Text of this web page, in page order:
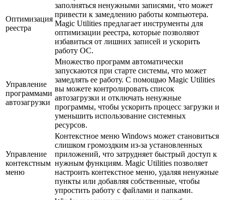
Оптимизация
реестра
заполняться ненужными записями, что может
привести к замедлению работы компьютера.
Magic Utilities предлагает инструменты для
оптимизации реестра, которые позволяют
избавиться от лишних записей и ускорить
работу ОС.
Управление
программами
автозагрузки
Множество программ автоматически
запускаются при старте системы, что может
замедлять ее работу. С помощью Magic Utilities
вы можете контролировать список
автозагрузки и отключать ненужные
программы, чтобы ускорить процесс загрузки и
уменьшить использование системных
ресурсов.
Управление
контекстным
меню
Контекстное меню Windows может становиться
слишком громоздким из-за установленных
приложений, что затрудняет быстрый доступ к
нужным функциям. Magic Utilities позволяет
настроить контекстное меню, удаляя ненужные
пункты или добавляя собственные, чтобы
упростить работу с файлами и папками.